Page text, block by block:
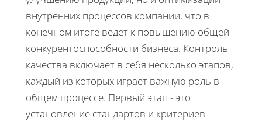
внутренних процессов компании, что в
конечном итоге ведет к повышению общей
конкурентоспособности бизнеса. Контроль
качества включает в себя несколько этапов,
каждый из которых играет важную роль в
общем процессе. Первый этап - это
установление стандартов и критериев